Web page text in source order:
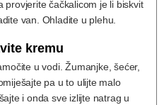
provjerite čačkalicom je li biskvit
van. Ohladite u plehu.
kremu
u vodi. Žumanjke, šećer,
pa u to ulijte malo
i onda sve izlijte natrag u